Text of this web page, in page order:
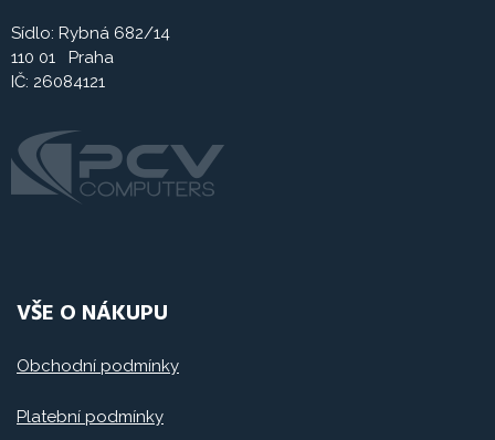
Sídlo: Rybná 682/14
110 01 Praha
IČ: 26084121
VŠE O NÁKUPU
Obchodní podmínky
Platební podmínky